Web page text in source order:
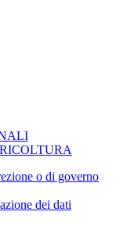
o di governo
dei dati